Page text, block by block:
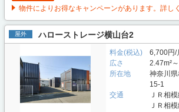
物件によりお得なキャンペーンがあります。詳し
屋外 ハローストレージ横山台2
料金(税込)
6,700円/
広さ
2.47m²
所在地
神奈川
15-1
交通
ＪＲ相
ＪＲ相